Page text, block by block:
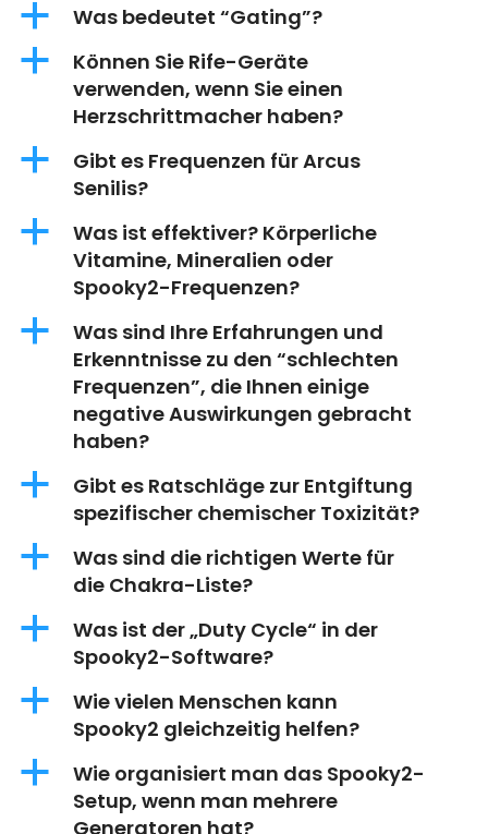
a Was bedeutet “Gating”?
a
Können Sie Rife-Geräte
verwenden, wenn Sie einen
Herzschrittmacher haben?
a
Gibt es Frequenzen für Arcus
Senilis?
a
Was ist effektiver? Körperliche
Vitamine, Mineralien oder
Spooky2-Frequenzen?
a
Was sind Ihre Erfahrungen und
Erkenntnisse zu den “schlechten
Frequenzen”, die Ihnen einige
negative Auswirkungen gebracht
haben?
a
Gibt es Ratschläge zur Entgiftung
spezifischer chemischer Toxizität?
a
Was sind die richtigen Werte für
die Chakra-Liste?
a
Was ist der „Duty Cycle“ in der
Spooky2-Software?
a
Wie vielen Menschen kann
Spooky2 gleichzeitig helfen?
a
Wie organisiert man das Spooky2-
Setup, wenn man mehrere
Generatoren hat?